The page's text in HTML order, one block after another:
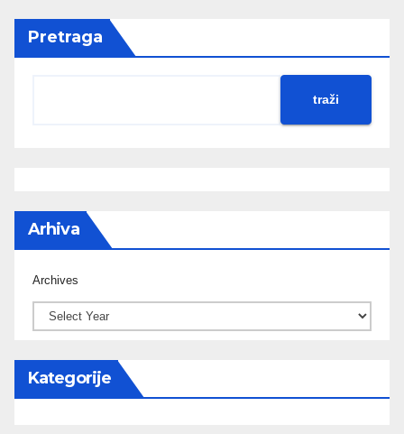
Pretraga
traži
Arhiva
Archives
Kategorije